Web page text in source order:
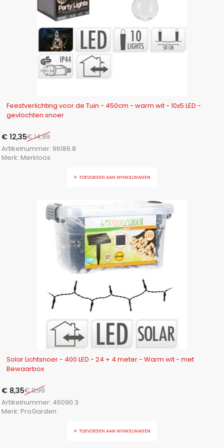
Feestverlichting voor de Tuin - 450cm - warm wit - 10x5 LED -
gevlochten snoer
€14,99
€ 12,35
Artikelnummer: 96186.8
Merk: Merkloos
TOEVOEGEN AAN WINKELWAGEN
Solar Lichtsnoer - 400 LED - 24 + 4 meter - Warm wit - met
Bewaarbox
€9,99
€ 8,35
Artikelnummer: 46090.3
Merk: ProGarden
TOEVOEGEN AAN WINKELWAGEN